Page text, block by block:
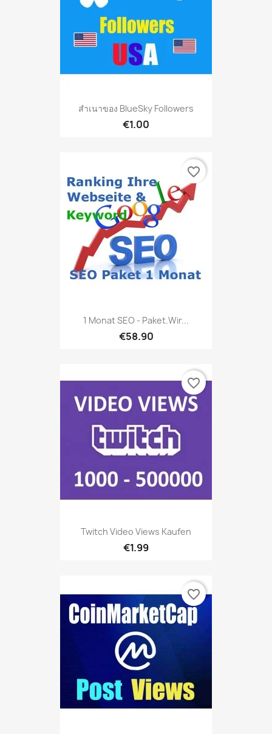
สำเนาของ BlueSky Followers
€1.00
1 Monat SEO - Paket.Wir...
€58.90
favorite_border
Twitch Video Views Kaufen
€1.99
favorite_border
favorite_border